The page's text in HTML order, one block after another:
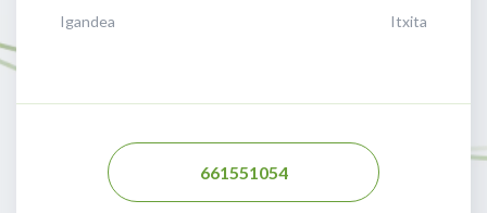
Igandea
Itxita
661551054